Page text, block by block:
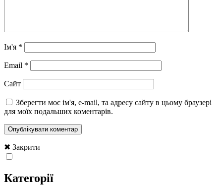
Ім'я *
Email *
Сайт
Зберегти моє ім'я, e-mail, та адресу сайту в цьому браузері
для моїх подальших коментарів.
✖ Закрити
Категорії